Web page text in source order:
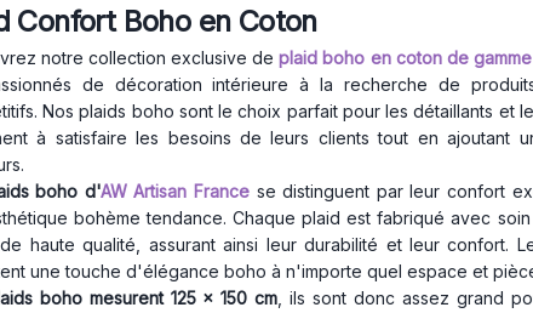
Confort Boho en Coton
notre collection exclusive deplaid boho en coton de
de décoration intérieure à la recherche de
Nos plaids boho sont le choix parfait pour les détaillants et
à satisfaire les besoins de leurs clients tout en ajoutant
boho d'AW Artisan France se distinguent par leur confort
bohème tendance. Chaque plaid est fabriqué avec
haute qualité, assurant ainsi leur durabilité et leur confort.
une touche d'élégance boho à n'importe quel espace et
boho mesurent 125 x 150 cm , ils sont donc assez grand